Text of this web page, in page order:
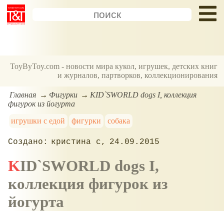
ToyByToy.com - новости мира кукол, игрушек, детских книг
и журналов, партворков, коллекционирования
Главная Фигурки
KID`SWORLD dogs I, коллекция
фигурок из йогурта
игрушки с едой
фигурки собака
кристина с 24.09.2015
KID`SWORLD dogs I,
коллекция фигурок из
йогурта